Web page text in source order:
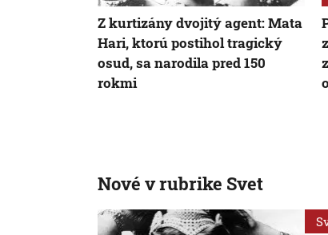
Z kurtizány dvojitý agent: Mata
Hari, ktorú postihol tragický
osud, sa narodila pred 150
rokmi
Nové v rubrike Svet